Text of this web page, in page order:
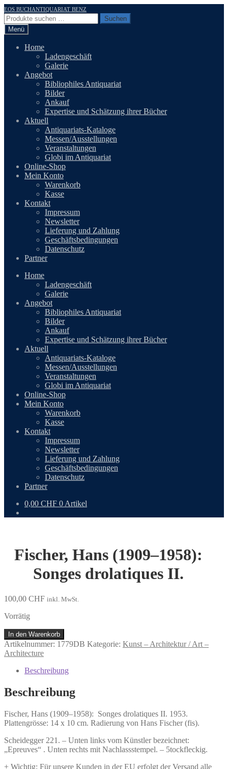
Zur
Navigation
springen
Zum
Inhalt
springen
EOS BUCHANTIQUARIAT BENZ
Suchen
nach:
Suchen
Menü
Home
Ladengeschäft
Galerie
Angebot
Bibliophiles Antiquariat
Bilder
Ankauf
Expertise und Schätzung ihrer Bücher
Aktuell
Antiquariats-Kataloge
Messen/Ausstellungen
Veranstaltungen
Globi im Antiquariat
Online-Shop
Mein Konto
Warenkorb
Kasse
Kontakt
Impressum
Newsletter
Lieferung und Zahlung
Geschäftsbedingungen
Datenschutz
Partner
Home
Ladengeschäft
Galerie
Angebot
Bibliophiles Antiquariat
Bilder
Ankauf
Expertise und Schätzung ihrer Bücher
Aktuell
Antiquariats-Kataloge
Messen/Ausstellungen
Veranstaltungen
Globi im Antiquariat
Online-Shop
Mein Konto
Warenkorb
Kasse
Kontakt
Impressum
Newsletter
Lieferung und Zahlung
Geschäftsbedingungen
Datenschutz
Partner
0,00 CHF 0 Artikel
Fischer, Hans (1909–1958):
Songes drolatiques II.
100,00 CHF inkl. MwSt.
Vorrätig
Fischer,
Hans
(1909–
Songes
II.
Menge
In den Warenkorb
Artikelnummer: 1779DB Kategorie: Kunst – Architektur / Art –
Architecture
Beschreibung
Beschreibung
Fischer, Hans (1909–1958): Songes drolatiques II. 1953.
Plattengrösse: 14 x 10 cm. Radierung von Hans Fischer (fis).
Scheidegger 221. – Unten links vom Künstler bezeichnet:
„Epreuves“ . Unten rechts mit Nachlassstempel. – 5tockfleckig.
+ Wichtig: Für unsere Kunden in der EU erfolgt der Versand alle